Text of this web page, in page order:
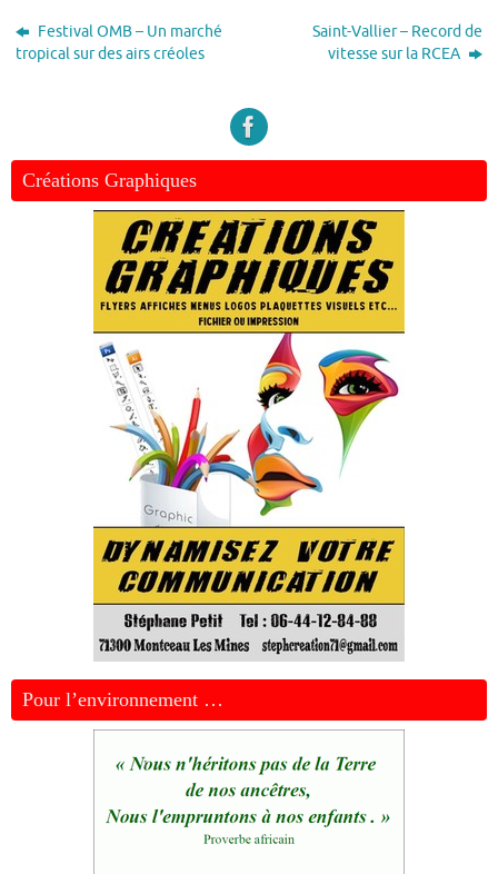
Festival OMB – Un marché
tropical sur des airs créoles
Saint-Vallier – Record de
vitesse sur la RCEA
Créations Graphiques
Pour l’environnement …